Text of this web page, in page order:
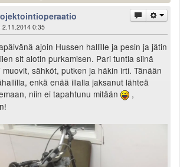
2.11.2014 0:35
ajoin Hussen hallille ja pesin ja jätin
sit alotin purkamisen. Pari tuntia siinä
sähköt, putken ja häkin irti. Tänään
enkä enää illalla jaksanut lähteä
niin ei tapahtunu mitään
,